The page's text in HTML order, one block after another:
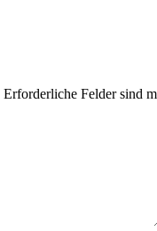
Erforderliche Felder sind